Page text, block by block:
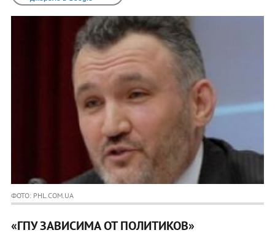
ФОТО: PHL.COM.UA
«ГПУ ЗАВИСИМА ОТ ПОЛИТИКОВ»